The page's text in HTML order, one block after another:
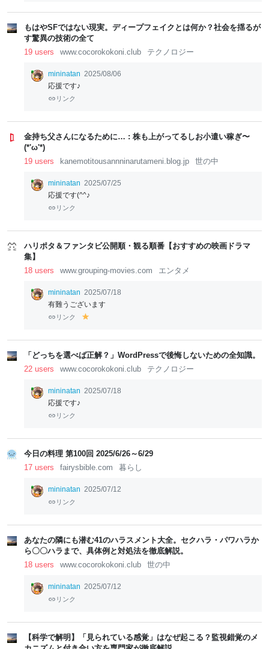
もはやSFではない現実。ディープフェイクとは何か？社会を揺るが
す驚異の技術の全て
19 users
www.cocorokokoni.club テクノロジー
mininatan 2025/08/06
応援です♪
リンク
金持ち父さんになるために… : 株も上がってるしお小遣い稼ぎ〜
(*'ω'*)
19 users
kanemotitousannninarutameni.blog.jp 世の中
mininatan 2025/07/25
応援です(^^♪
リンク
ハリポタ＆ファンタビ公開順・観る順番【おすすめの映画ドラマ
集】
18 users
www.grouping-movies.com エンタメ
mininatan 2025/07/18
有難うございます
リンク
lo
w
「どっちを選べば正解？」WordPressで後悔しないための全知識。
22 users
www.cocorokokoni.club テクノロジー
mininatan 2025/07/18
応援です♪
リンク
今日の料理 第100回 2025/6/26～6/29
17 users
fairysbible.com 暮らし
mininatan 2025/07/12
リンク
あなたの隣にも潜む41のハラスメント大全。セクハラ・パワハラか
ら〇〇ハラまで、具体例と対処法を徹底解説。
18 users
www.cocorokokoni.club 世の中
mininatan 2025/07/12
リンク
【科学で解明】「見られている感覚」はなぜ起こる？監視錯覚のメ